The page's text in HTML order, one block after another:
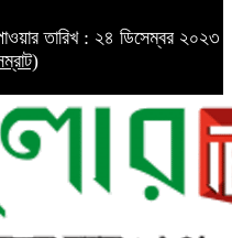
তারিখ : ২৪ ডিসেম্বর ২০২৩